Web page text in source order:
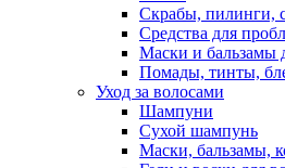
Скрабы, пилинги,
Средства для
Маски и бальзамы
Помады, тинты,
Уход за волосами
Шампуни
Сухой шампунь
Маски, бальзамы,